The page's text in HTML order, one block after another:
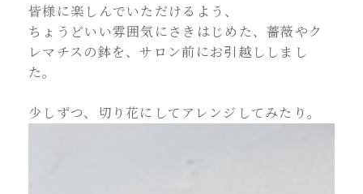
皆様に楽しんでいただけるよう、
ちょうどいい雰囲気にさきはじめた、薔薇やク
レマチスの鉢を、サロン前にお引越ししまし
た。
少しずつ、切り花にしてアレンジしてみたり。